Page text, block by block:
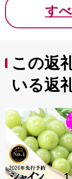
す
この返
いる返